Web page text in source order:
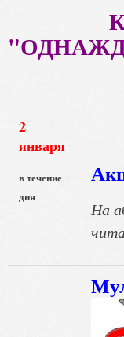
2
января
в течение
дня
На